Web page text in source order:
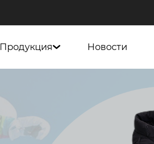
Продукция Новости